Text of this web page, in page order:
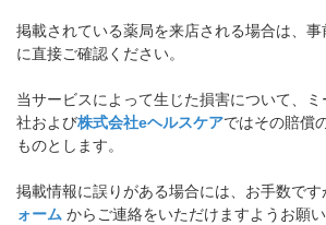
掲載されている薬局を来店される場合は、
に直接ご確認ください。
当サービスによって生じた損害について、
社および株式会社eヘルスケアではその賠償
ものとします。
掲載情報に誤りがある場合には、お手数です
ォーム からご連絡をいただけますようお願い